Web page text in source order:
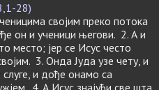
28)
својим преко потока
он и ученици његови. 2. А и
место; јер се Исус често
3. Онда Јуда узе чету, и
и дође онамо са
4. А Исус знајући све шта